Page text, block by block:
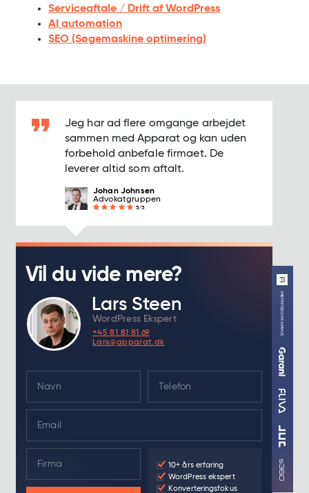
Serviceaftale / Drift af WordPress
AI automation
SEO (Søgemaskine optimering)
Jeg har ad flere omgange arbejdet
sammen med Apparat og kan uden
forbehold anbefale firmaet. De
leverer altid som aftalt.
Johan Johnsen
Advokatgruppen
5/5
Vil du vide mere?
Lars Steen
WordPress Ekspert
+45 81 81 81 69
Lars@apparat.dk
m
a
*
10+ års erfaring
WordPress ekspert
Konverteringsfokus
r